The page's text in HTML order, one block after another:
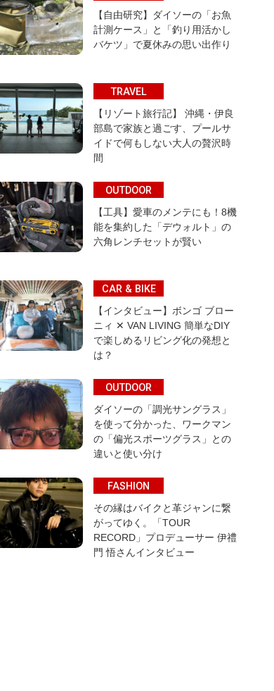
【自由研究】ダイソーの「お魚
計測ケース」と「釣り用活かし
バケツ」で夏休みの思い出作り
TRAVEL
【リゾート旅行記】 沖縄・伊良
部島で家族と過ごす、プールサ
イドで何もしない大人の贅沢時
間
OUTDOOR
【工具】愛車のメンテにも！8機
能を集約した「デウォルト」の
六角レンチセットが賢い
CAR & BIKE
【インタビュー】ボンゴ ブロー
ニィ ✕ VAN LIVING 簡単なDIY
で楽しめるリビング化の発想と
は？
OUTDOOR
ダイソーの「調光サングラス」
を使って分かった、ワークマン
の「偏光スポーツグラス」との
違いと使い分け
FASHION
その縁はバイクと革ジャンに繋
がってゆく。「TOUR
RECORD」プロデューサー 伊禮
門 悟さんインタビュー